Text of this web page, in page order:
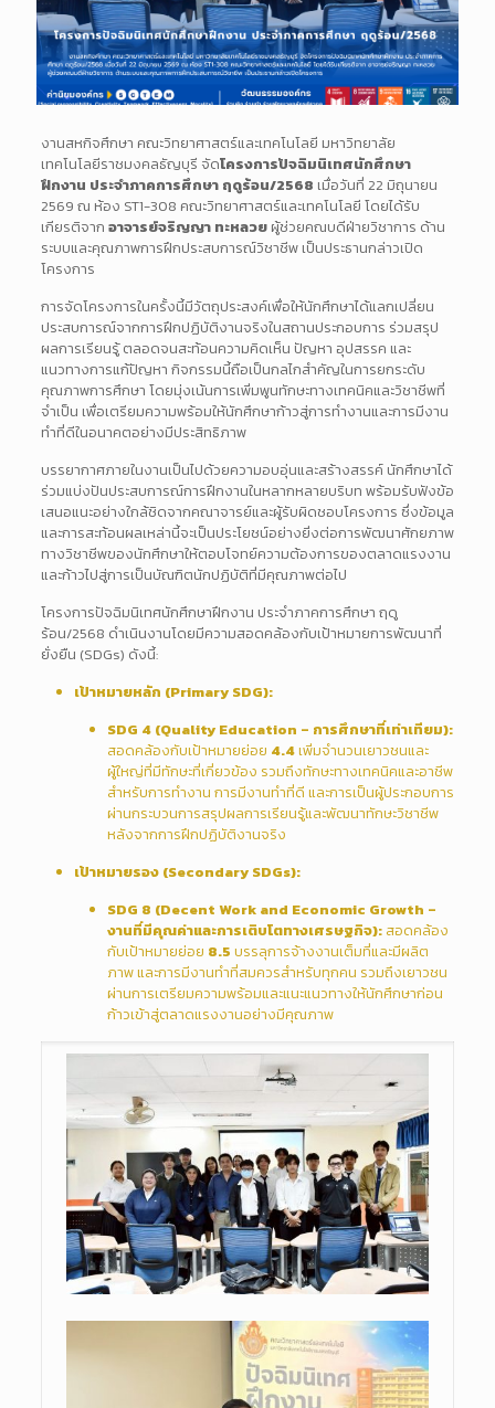
งานสหกิจศึกษา คณะวิทยาศาสตร์และเทคโนโลยี มหาวิทยาลัย
เทคโนโลยีราชมงคลธัญบุรี จัดโครงการปัจฉิมนิเทศนักศึกษา
ฝึกงาน ประจำภาคการศึกษา ฤดูร้อน/2568 เมื่อวันที่ 22 มิถุนายน
2569 ณ ห้อง ST1-308 คณะวิทยาศาสตร์และเทคโนโลยี โดยได้รับ
เกียรติจาก อาจารย์จริญญา ทะหลวยผู้ช่วยคณบดีฝ่ายวิชาการ ด้าน
ระบบและคุณภาพการฝึกประสบการณ์วิชาชีพ เป็นประธานกล่าวเปิด
โครงการ
การจัดโครงการในครั้งนี้มีวัตถุประสงค์เพื่อให้นักศึกษาได้แลกเปลี่ยน
ประสบการณ์จากการฝึกปฏิบัติงานจริงในสถานประกอบการ ร่วมสรุป
ผลการเรียนรู้ ตลอดจนสะท้อนความคิดเห็น ปัญหา อุปสรรค และ
แนวทางการแก้ปัญหา กิจกรรมนี้ถือเป็นกลไกสำคัญในการยกระดับ
คุณภาพการศึกษา โดยมุ่งเน้นการเพิ่มพูนทักษะทางเทคนิคและวิชาชีพที่
จำเป็น เพื่อเตรียมความพร้อมให้นักศึกษาก้าวสู่การทำงานและการมีงาน
ทำที่ดีในอนาคตอย่างมีประสิทธิภาพ
บรรยากาศภายในงานเป็นไปด้วยความอบอุ่นและสร้างสรรค์ นักศึกษาได้
ร่วมแบ่งปันประสบการณ์การฝึกงานในหลากหลายบริบท พร้อมรับฟังข้อ
เสนอแนะอย่างใกล้ชิดจากคณาจารย์และผู้รับผิดชอบโครงการ ซึ่งข้อมูล
และการสะท้อนผลเหล่านี้จะเป็นประโยชน์อย่างยิ่งต่อการพัฒนาศักยภาพ
ทางวิชาชีพของนักศึกษาให้ตอบโจทย์ความต้องการของตลาดแรงงาน
และก้าวไปสู่การเป็นบัณฑิตนักปฏิบัติที่มีคุณภาพต่อไป
โครงการปัจฉิมนิเทศนักศึกษาฝึกงาน ประจำภาคการศึกษา ฤดู
ร้อน/2568 ดำเนินงานโดยมีความสอดคล้องกับเป้าหมายการพัฒนาที่
ยั่งยืน (SDGs) ดังนี้:
เป้าหมายหลัก (Primary SDG):
SDG 4 (Quality Education – การศึกษาที่เท่าเทียม):
สอดคล้องกับเป้าหมายย่อย 4.4เพิ่มจำนวนเยาวชนและ
ผู้ใหญ่ที่มีทักษะที่เกี่ยวข้อง รวมถึงทักษะทางเทคนิคและอาชีพ
สำหรับการทำงาน การมีงานทำที่ดี และการเป็นผู้ประกอบการ
ผ่านกระบวนการสรุปผลการเรียนรู้และพัฒนาทักษะวิชาชีพ
หลังจากการฝึกปฏิบัติงานจริง
เป้าหมายรอง (Secondary SDGs):
SDG 8 (Decent Work and Economic Growth –
งานที่มีคุณค่าและการเติบโตทางเศรษฐกิจ):สอดคล้อง
กับเป้าหมายย่อย 8.5 บรรลุการจ้างงานเต็มที่และมีผลิต
ภาพ และการมีงานทำที่สมควรสำหรับทุกคน รวมถึงเยาวชน
ผ่านการเตรียมความพร้อมและแนะแนวทางให้นักศึกษาก่อน
ก้าวเข้าสู่ตลาดแรงงานอย่างมีคุณภาพ